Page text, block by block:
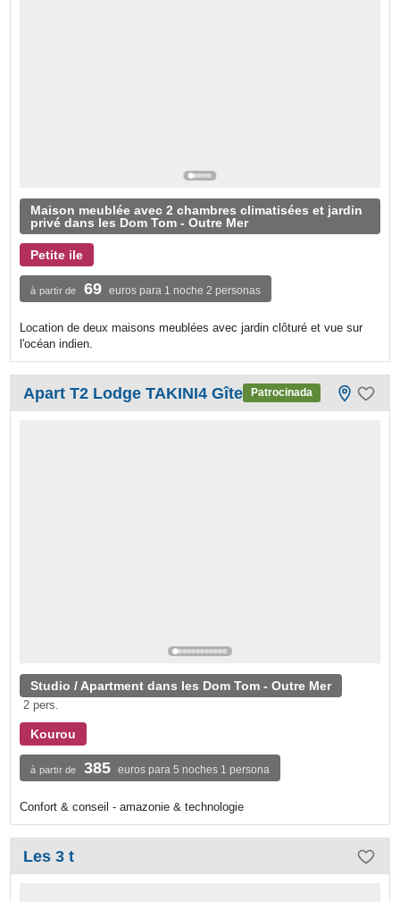
Maison meublée avec 2 chambres climatisées et jardin
privé dans les Dom Tom - Outre Mer
Petite ile
à partir de 69 euros para 1 noche 2 personas
Location de deux maisons meublées avec jardin clôturé et vue sur
l'océan indien.
Apart T2 Lodge TAKINI4 Gîte Patrocinada
Studio / Apartment dans les Dom Tom - Outre Mer
2 pers.
Kourou
à partir de 385 euros para 5 noches 1 persona
Confort & conseil - amazonie & technologie
Les 3 t